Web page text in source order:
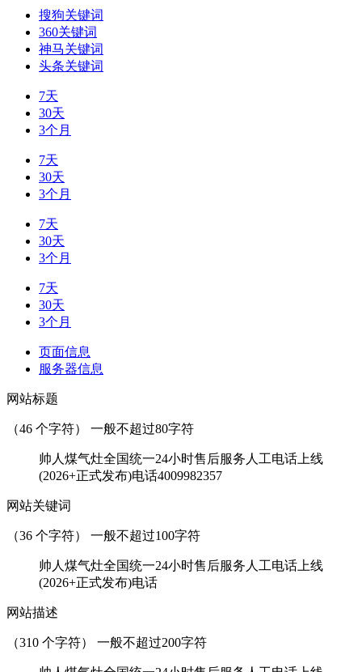
搜狗关键词
360关键词
神马关键词
头条关键词
7天
30天
3个月
7天
30天
3个月
7天
30天
3个月
7天
30天
3个月
页面信息
服务器信息
网站标题
（46 个字符） 一般不超过80字符
帅人煤气灶全国统一24小时售后服务人工电话上线
(2026+正式发布)电话4009982357
网站关键词
（36 个字符） 一般不超过100字符
帅人煤气灶全国统一24小时售后服务人工电话上线
(2026+正式发布)电话
网站描述
（310 个字符） 一般不超过200字符